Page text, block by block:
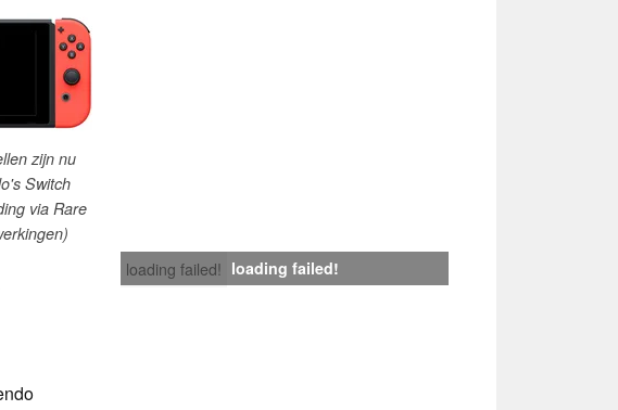
zijn nu
Switch
via Rare
loading failed! loading failed!